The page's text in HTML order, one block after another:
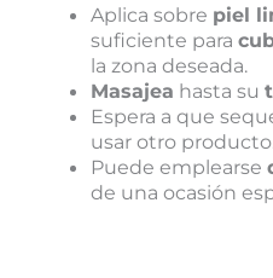
Aplica sobre piel
suficiente para
la zona deseada.
Masajea hasta su
Espera a que
usar otro producto.
Puede emplearse
de una ocasión